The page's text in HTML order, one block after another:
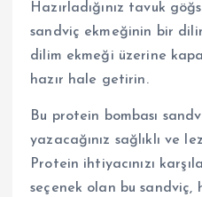
Hazırladığınız tavuk
sandviç ekmeğinin bir
dilim ekmeği üzerine
hazır hale getirin.
Bu protein bombası
yazacağınız sağlıklı ve
Protein ihtiyacınızı
seçenek olan bu sandviç,